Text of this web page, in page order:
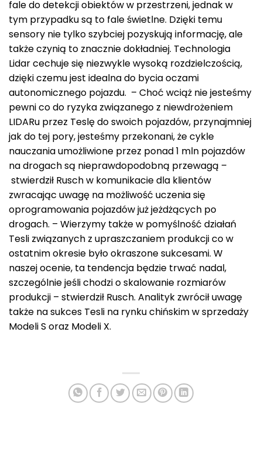
fale do detekcji obiektów w przestrzeni, jednak w
tym przypadku są to fale świetlne. Dzięki temu
sensory nie tylko szybciej pozyskują informację, ale
także czynią to znacznie dokładniej. Technologia
Lidar cechuje się niezwykle wysoką rozdzielczością,
dzięki czemu jest idealna do bycia oczami
autonomicznego pojazdu. – Choć wciąż nie jesteśmy
pewni co do ryzyka związanego z niewdrożeniem
LIDARu przez Teslę do swoich pojazdów, przynajmniej
jak do tej pory, jesteśmy przekonani, że cykle
nauczania umożliwione przez ponad 1 mln pojazdów
na drogach są nieprawdopodobną przewagą –
stwierdził Rusch w komunikacie dla klientów
zwracając uwagę na możliwość uczenia się
oprogramowania pojazdów już jeżdżących po
drogach. – Wierzymy także w pomyślność działań
Tesli związanych z upraszczaniem produkcji co w
ostatnim okresie było okraszone sukcesami. W
naszej ocenie, ta tendencja będzie trwać nadal,
szczególnie jeśli chodzi o skalowanie rozmiarów
produkcji – stwierdził Rusch. Analityk zwrócił uwagę
także na sukces Tesli na rynku chińskim w sprzedaży
Modeli S oraz Modeli X.